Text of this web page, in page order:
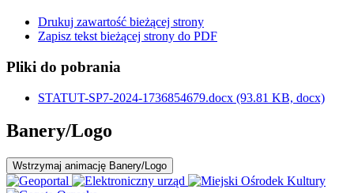
Drukuj zawartość bieżącej strony
Zapisz tekst bieżącej strony do PDF
Pliki do pobrania
STATUT-SP7-2024-1736854679.docx (93.81 KB, docx)
Banery/Logo
Wstrzymaj animację Banery/Logo